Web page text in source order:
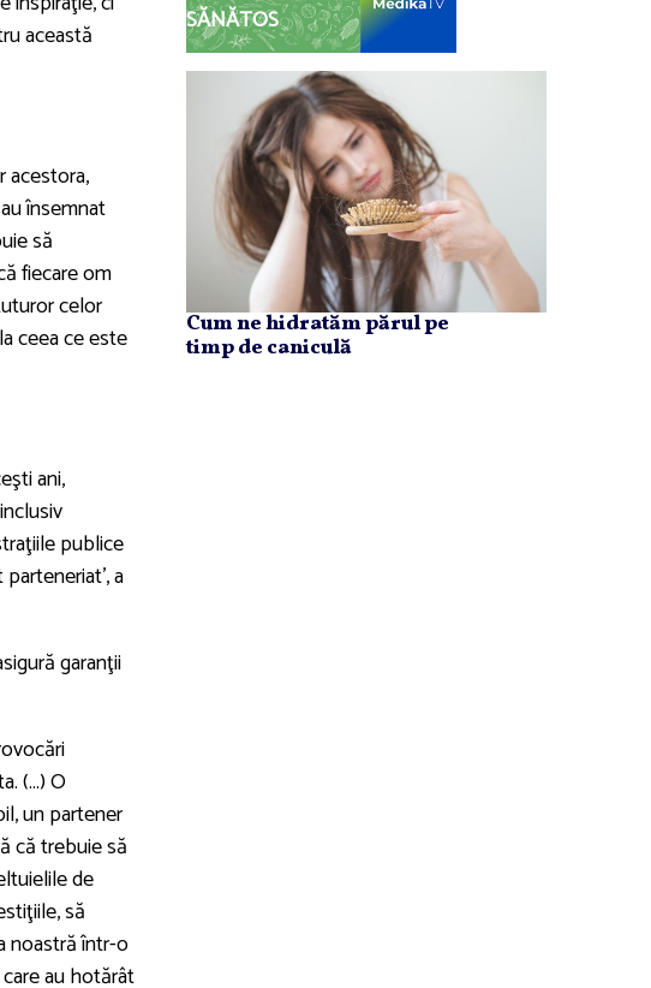
această
acestora,
însemnat
să
fiecare om
celor
ceea ce este
ani,
publice
a
garanţii
(...) O
un partener
că trebuie să
de
să
noastră într-o
au hotărât
SĂNĂTOS
Cum ne hidratăm părul pe
timp de caniculă